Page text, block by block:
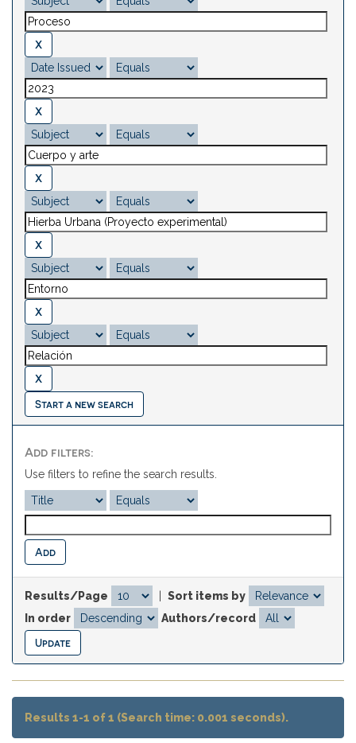
Start a new search
Add filters:
Use filters to refine the search results.
Results/Page
Sort items by
In order
Authors/record
Results 1-1 of 1 (Search time: 0.001 seconds).